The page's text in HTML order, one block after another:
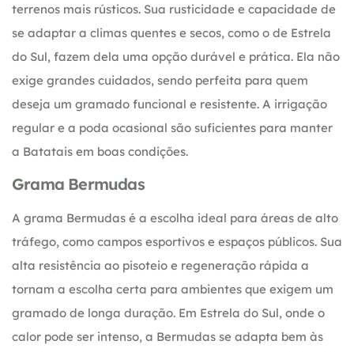
terrenos mais rústicos. Sua rusticidade e capacidade de
se adaptar a climas quentes e secos, como o de Estrela
do Sul, fazem dela uma opção durável e prática. Ela não
exige grandes cuidados, sendo perfeita para quem
deseja um gramado funcional e resistente. A irrigação
regular e a poda ocasional são suficientes para manter
a Batatais em boas condições.
Grama Bermudas
A grama Bermudas é a escolha ideal para áreas de alto
tráfego, como campos esportivos e espaços públicos. Sua
alta resistência ao pisoteio e regeneração rápida a
tornam a escolha certa para ambientes que exigem um
gramado de longa duração. Em Estrela do Sul, onde o
calor pode ser intenso, a Bermudas se adapta bem às